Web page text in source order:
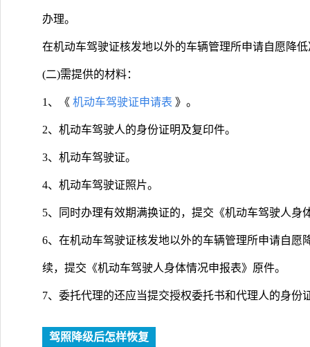
办理。
在机动车驾驶证核发地以外的车辆管理所申请自愿降
(二)需提供的材料：
1、《 机动车驾驶证申请表 》。
2、机动车驾驶人的身份证明及复印件。
3、机动车驾驶证。
4、机动车驾驶证照片。
5、同时办理有效期满换证的，提交《机动车驾驶人身
6、在机动车驾驶证核发地以外的车辆管理所申请自愿
续，提交《机动车驾驶人身体情况申报表》原件。
7、委托代理的还应当提交授权委托书和代理人的身份
驾照降级后怎样恢复